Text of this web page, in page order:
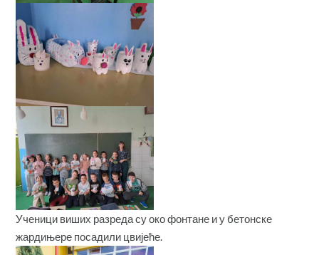
Ученици виших разреда су око фонтане и у бетонске
жардињере посадили цвијеће.